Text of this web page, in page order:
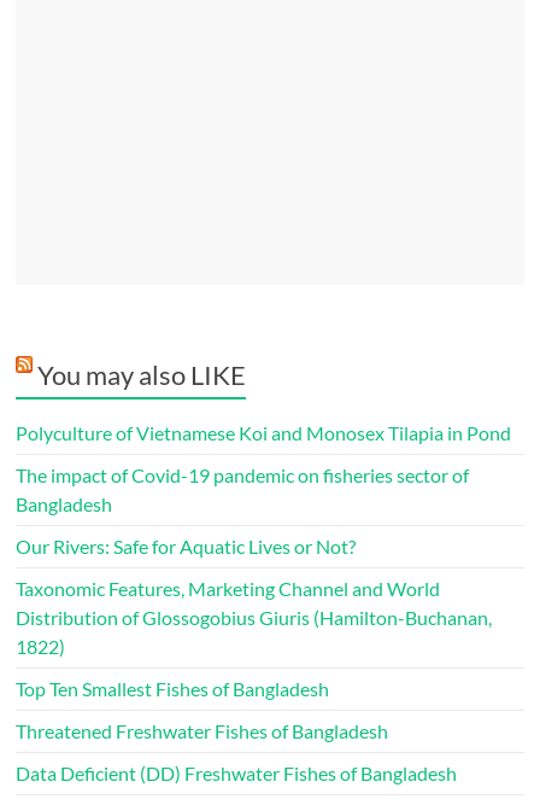
You may also LIKE
Polyculture of Vietnamese Koi and Monosex Tilapia in Pond
The impact of Covid-19 pandemic on fisheries sector of
Bangladesh
Our Rivers: Safe for Aquatic Lives or Not?
Taxonomic Features, Marketing Channel and World
Distribution of Glossogobius Giuris (Hamilton-Buchanan,
1822)
Top Ten Smallest Fishes of Bangladesh
Threatened Freshwater Fishes of Bangladesh
Data Deficient (DD) Freshwater Fishes of Bangladesh